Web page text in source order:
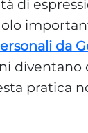
di
da
diventano
pratica